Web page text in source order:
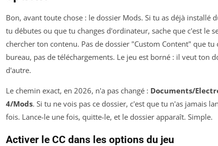
Bon, avant toute chose : le dossier Mods. Si tu as déjà installé
tu débutes ou que tu changes d'ordinateur, sache que c'est le
chercher ton contenu. Pas de dossier "Custom Content" que tu
bureau, pas de téléchargements. Le jeu est borné : il veut ton
d'autre.
Le chemin exact, en 2026, n'a pas changé : Documents/
4/Mods. Si tu ne vois pas ce dossier, c'est que tu n'as jamais
fois. Lance-le une fois, quitte-le, et le dossier apparaît. Simple.
Activer le CC dans les options du jeu